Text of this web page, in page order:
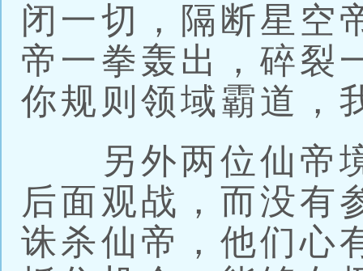
闭一切，隔断星空
帝一拳轰出，碎裂
你规则领域霸道，
另外两位仙帝境
后面观战，而没有
诛杀仙帝，他们心